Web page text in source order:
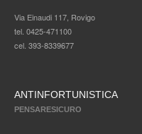
Via Einaudi 117, Rovigo
tel. 0425-471100
cel. 393-8339677
ANTINFORTUNISTICA
PENSARESICURO